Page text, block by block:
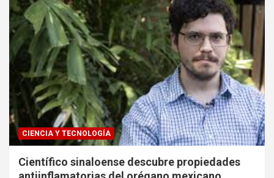
CIENCIA Y TECNOLOGÍA
Científico sinaloense descubre propiedades